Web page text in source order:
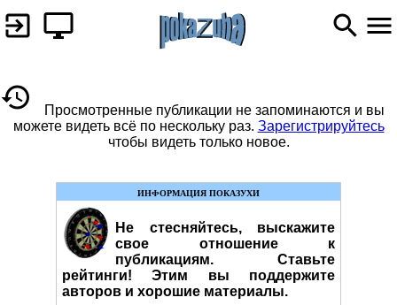
Просмотренные публикации не запоминаются и вы
можете видеть всё по нескольку раз. Зарегистрируйтесь
чтобы видеть только новое.
ИНФОРМАЦИЯ ПОКАЗУХИ
Не стесняйтесь, выскажите
свое отношение к
публикациям. Ставьте
рейтинги! Этим вы поддержите
авторов и хорошие материалы.